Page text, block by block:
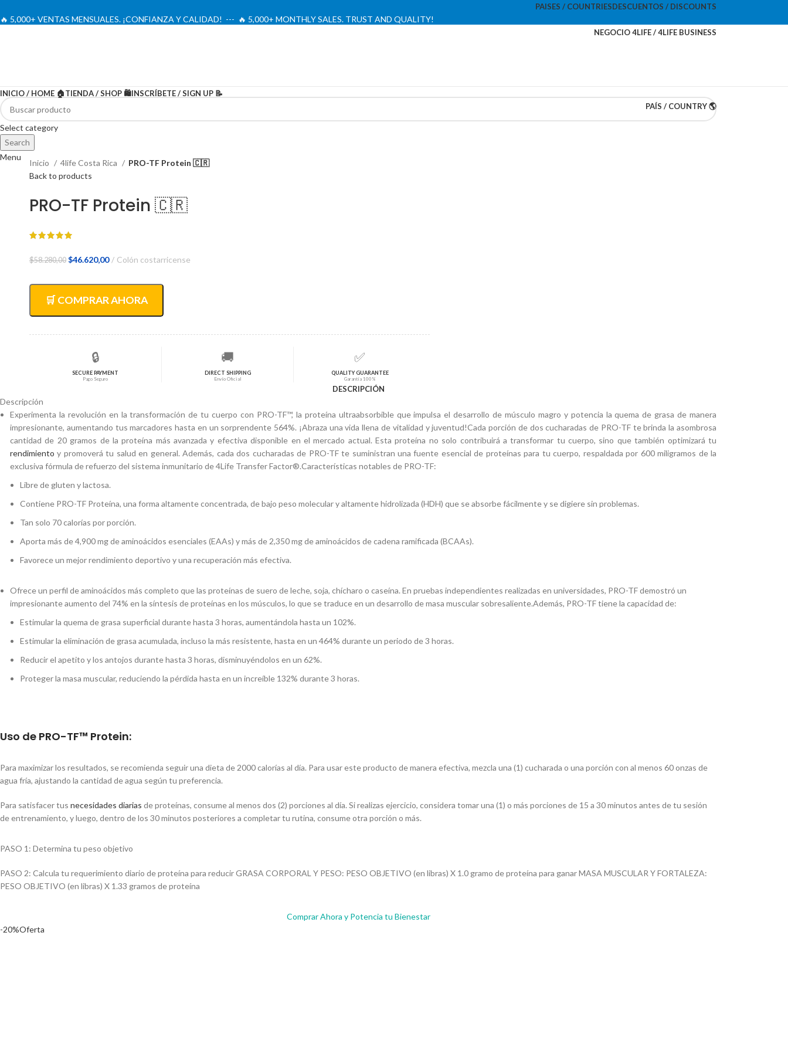
PAISES / COUNTRIESDESCUENTOS / DISCOUNTS
🔥 5,000+ VENTAS MENSUALES. ¡CONFIANZA Y CALIDAD! --- 🔥 5,000+ MONTHLY SALES. TRUST AND QUALITY!
NEGOCIO 4LIFE / 4LIFE BUSINESS
Select category
Search
Menu
INICIO / HOME 🏠TIENDA / SHOP 🛍️INSCRÍBETE / SIGN UP 📝
PAÍS / COUNTRY 🌎
-20%Oferta
Inicio 4life Costa Rica
PRO-TF Protein 🇨🇷
Back to products
PRO-TF Protein 🇨🇷
$58.280,00 El
original
era:
$46.620,00El
actual
es:
Colón costarricense
🛒 COMPRAR AHORA
🔒
SECURE PAYMENT
Pago Seguro
🚚
DIRECT SHIPPING
Envío Oficial
✅
QUALITY GUARANTEE
Garantía 100%
DESCRIPCIÓN
Descripción
Experimenta la revolución en la transformación de tu cuerpo con PRO-TF™, la proteína ultraabsorbible que impulsa el desarrollo de músculo magro y potencia la quema de grasa de manera
impresionante, aumentando tus marcadores hasta en un sorprendente 564%. ¡Abraza una vida llena de vitalidad y juventud!Cada porción de dos cucharadas de PRO-TF te brinda la asombrosa
cantidad de 20 gramos de la proteína más avanzada y efectiva disponible en el mercado actual. Esta proteína no solo contribuirá a transformar tu cuerpo, sino que también optimizará tu
rendimiento y promoverá tu salud en general. Además, cada dos cucharadas de PRO-TF te suministran una fuente esencial de proteínas para tu cuerpo, respaldada por 600 miligramos de la
exclusiva fórmula de refuerzo del sistema inmunitario de 4Life Transfer Factor®.Características notables de PRO-TF:
Libre de gluten y lactosa.
Contiene PRO-TF Proteína, una forma altamente concentrada, de bajo peso molecular y altamente hidrolizada (HDH) que se absorbe fácilmente y se digiere sin problemas.
Tan solo 70 calorías por porción.
Aporta más de 4,900 mg de aminoácidos esenciales (EAAs) y más de 2,350 mg de aminoácidos de cadena ramificada (BCAAs).
Favorece un mejor rendimiento deportivo y una recuperación más efectiva.
Ofrece un perfil de aminoácidos más completo que las proteínas de suero de leche, soja, chícharo o caseína. En pruebas independientes realizadas en universidades, PRO-TF demostró un
impresionante aumento del 74% en la síntesis de proteínas en los músculos, lo que se traduce en un desarrollo de masa muscular sobresaliente.Además, PRO-TF tiene la capacidad de:
Estimular la quema de grasa superficial durante hasta 3 horas, aumentándola hasta un 102%.
Estimular la eliminación de grasa acumulada, incluso la más resistente, hasta en un 464% durante un periodo de 3 horas.
Reducir el apetito y los antojos durante hasta 3 horas, disminuyéndolos en un 62%.
Proteger la masa muscular, reduciendo la pérdida hasta en un increíble 132% durante 3 horas.
Uso de PRO-TF™ Protein:
Para maximizar los resultados, se recomienda seguir una dieta de 2000 calorías al día. Para usar este producto de manera efectiva, mezcla una (1) cucharada o una porción con al menos 60 onzas de
agua fría, ajustando la cantidad de agua según tu preferencia.
Para satisfacer tus necesidades diarias de proteínas, consume al menos dos (2) porciones al día. Si realizas ejercicio, considera tomar una (1) o más porciones de 15 a 30 minutos antes de tu sesión
de entrenamiento, y luego, dentro de los 30 minutos posteriores a completar tu rutina, consume otra porción o más.
PASO 1: Determina tu peso objetivo
PASO 2: Calcula tu requerimiento diario de proteína para reducir GRASA CORPORAL Y PESO: PESO OBJETIVO (en libras) X 1.0 gramo de proteína para ganar MASA MUSCULAR Y FORTALEZA:
PESO OBJETIVO (en libras) X 1.33 gramos de proteína
Comprar Ahora y Potencia tu Bienestar
-20%Oferta